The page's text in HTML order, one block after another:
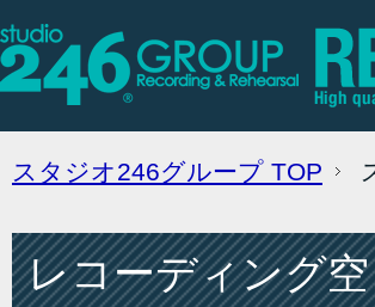
スタジオ246グループ TOP
レコーディング